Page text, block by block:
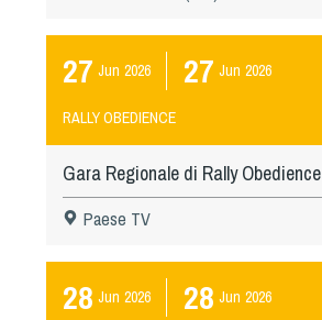
27 Jun 2026 27 Jun 2026
RALLY OBEDIENCE
Gara Regionale di Rally Obedience
Paese TV
28 Jun 2026 28 Jun 2026